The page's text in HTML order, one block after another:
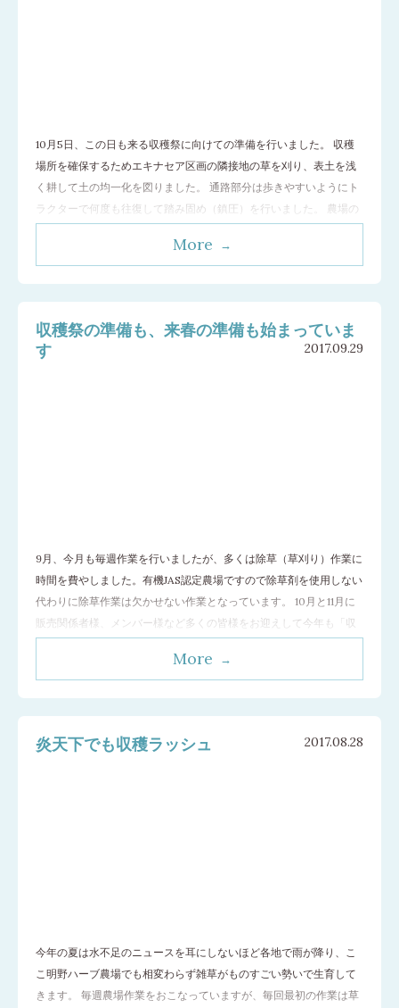
10月5日、この日も来る収穫祭に向けての準備を行いました。 収穫
場所を確保するためエキナセア区画の隣接地の草を刈り、表土を浅
く耕して土の均一化を図りました。 通路部分は歩きやすいようにト
ラクターで何度も往復して踏み固め（鎮圧）を行いました。 農場の
刈って、周囲も拡幅して広くて歩きやすい場所になりました。大通
More
収穫祭の準備も、来春の準備も始まっていま
す
2017.09.29
9月、今月も毎週作業を行いましたが、多くは除草（草刈り）作業に
時間を費やしました。有機JAS認定農場ですので除草剤を使用しない
代わりに除草作業は欠かせない作業となっています。 10月と11月に
販売関係者様、メンバー様など多くの皆様をお迎えして今年も「収
っています。一例をあげるとエキナセアの花茎刈り取りとフラワー
More
炎天下でも収穫ラッシュ 2017.08.28
今年の夏は水不足のニュースを耳にしないほど各地で雨が降り、こ
こ明野ハーブ農場でも相変わらず雑草がものすごい勢いで生育して
きます。 毎週農場作業をおこなっていますが、毎回最初の作業は草